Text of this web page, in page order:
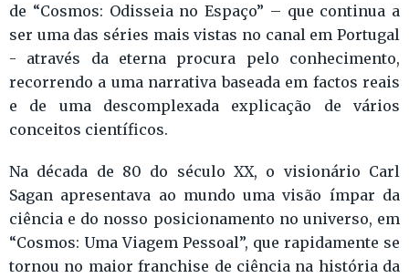
de “Cosmos: Odisseia no Espaço” – que continua a
ser uma das séries mais vistas no canal em Portugal
- através da eterna procura pelo conhecimento,
recorrendo a uma narrativa baseada em factos reais
e de uma descomplexada explicação de vários
conceitos científicos.
Na década de 80 do século XX, o visionário Carl
Sagan apresentava ao mundo uma visão ímpar da
ciência e do nosso posicionamento no universo, em
“Cosmos: Uma Viagem Pessoal”, que rapidamente se
tornou no maior franchise de ciência na história da